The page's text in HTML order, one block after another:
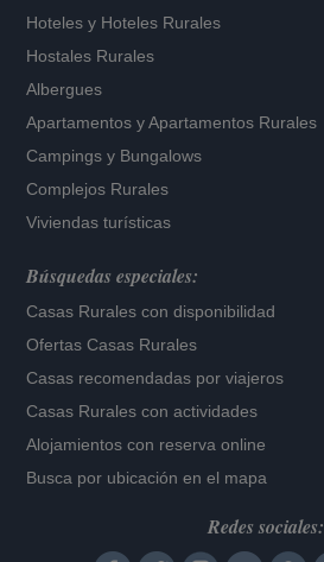
Hoteles y Hoteles Rurales
Hostales Rurales
Albergues
Apartamentos yApartamentos Rurales
Campings y Bungalows
Complejos Rurales
Viviendas turísticas
Búsquedas especiales:
Casas Rurales con disponibilidad
Ofertas Casas Rurales
Casas recomendadas por viajeros
Casas Rurales con actividades
Alojamientos con reserva online
Busca por ubicación en el mapa
Redes sociales: